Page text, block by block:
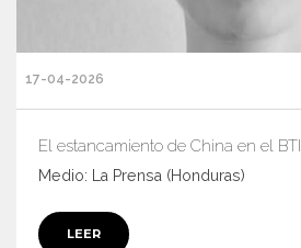
17-04-2026
El estancamiento de China en el BTI
Medio: La Prensa (Honduras)
LEER